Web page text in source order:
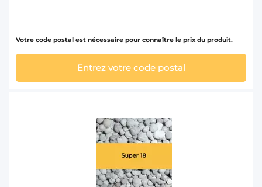
Votre code postal est nécessaire pour connaître le prix du produit.
Entrez votre code postal